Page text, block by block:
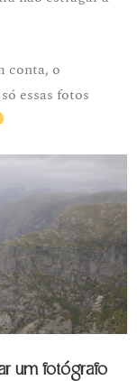
conta, o
essas fotos
um fotógrafo